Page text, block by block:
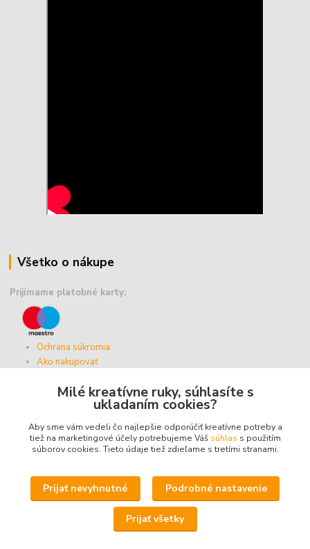
Všetko o nákupe
Prijímame platobné karty:
Ochrana súkromia
Ako nakupovať
Doprava a platba
Obchodné podmienky
Upravit sběr cookies.
© 2025 - ABZ Trio, s.r.o. - kreativneruky.sk, All Rights Reserved.
Icons made byFreepikfromwww.flaticon.com
Milé kreatívne ruky, súhlasíte s
ukladaním cookies?
Aby sme vám vedeli čo najlepšie odporúčiť kreatívne potreby a
tiež na marketingové účely potrebujeme Váš súhlas s použitím
súborov cookies. Tieto údaje tiež zdieľame s tretími stranami.
Prijať nevyhnutné Podrobné nastavenie
Prijať všetky